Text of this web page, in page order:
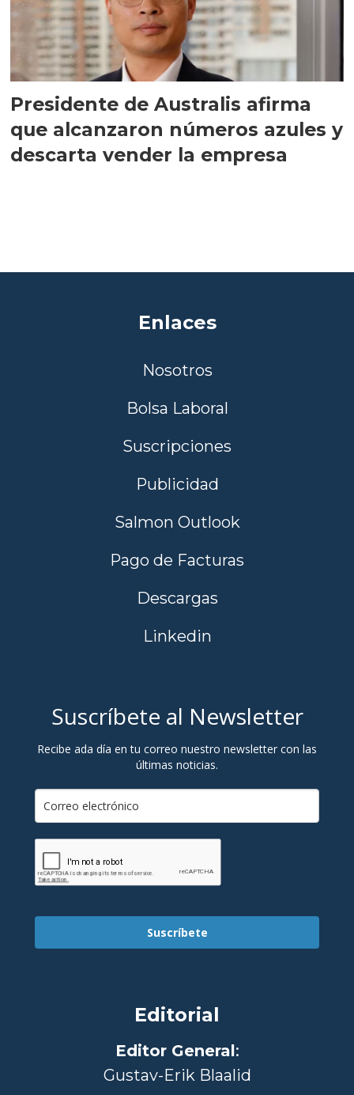
Presidente de Australis afirma
que alcanzaron números azules y
descarta vender la empresa
Enlaces
Nosotros
Bolsa Laboral
Suscripciones
Publicidad
Salmon Outlook
Pago de Facturas
Descargas
Linkedin
Suscríbete al Newsletter
Recibe ada día en tu correo nuestro newsletter con las
últimas noticias.
Suscríbete
Editorial
Editor General:
Gustav-Erik Blaalid